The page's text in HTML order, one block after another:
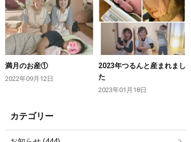
満月のお産①
2022年09月12日
2023年つるんと産まれまし
た
2023年01月18日
カテゴリー